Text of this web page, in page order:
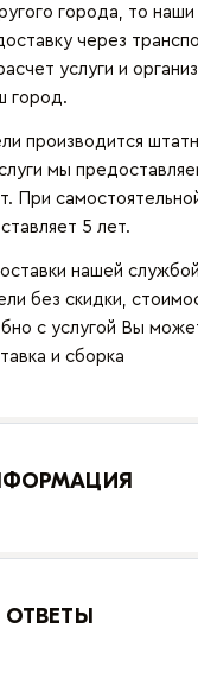
города, то наши
через
услуги и
город.
производится
мы
При
5 лет.
нашей
без скидки,
с услугой Вы
и сборка